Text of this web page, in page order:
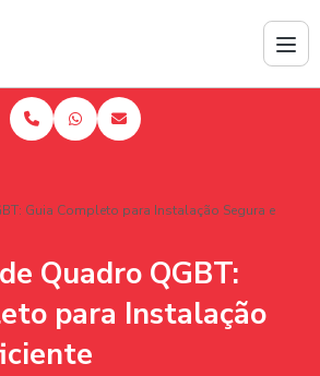
Guia Completo para Instalação Segura e
Quadro QGBT:
para Instalação